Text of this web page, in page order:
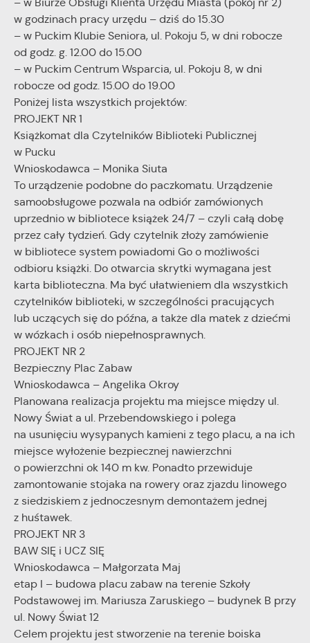
w godzinach pracy urzędu – dziś do 15.30
– w Puckim Klubie Seniora, ul. Pokoju 5, w dni robocze
od godz. g. 12.00 do 15.00
– w Puckim Centrum Wsparcia, ul. Pokoju 8, w dni
robocze od godz. 15.00 do 19.00
Poniżej lista wszystkich projektów:
PROJEKT NR 1
Książkomat dla Czytelników Biblioteki Publicznej
w Pucku
Wnioskodawca – Monika Siuta
To urządzenie podobne do paczkomatu. Urządzenie
samoobsługowe pozwala na odbiór zamówionych
uprzednio w bibliotece książek 24/7 – czyli całą dobę
przez cały tydzień. Gdy czytelnik złoży zamówienie
w bibliotece system powiadomi Go o możliwości
odbioru książki. Do otwarcia skrytki wymagana jest
karta biblioteczna. Ma być ułatwieniem dla wszystkich
czytelników biblioteki, w szczególności pracujących
lub uczących się do późna, a także dla matek z dziećmi
w wózkach i osób niepełnosprawnych.
PROJEKT NR 2
Bezpieczny Plac Zabaw
Wnioskodawca – Angelika Okroy
Planowana realizacja projektu ma miejsce między ul.
Nowy Świat a ul. Przebendowskiego i polega
na usunięciu wysypanych kamieni z tego placu, a na ich
miejsce wyłożenie bezpiecznej nawierzchni
o powierzchni ok 140 m kw. Ponadto przewiduje
zamontowanie stojaka na rowery oraz zjazdu linowego
z siedziskiem z jednoczesnym demontażem jednej
z huśtawek.
PROJEKT NR 3
BAW SIĘ i UCZ SIĘ
Wnioskodawca – Małgorzata Maj
etap I – budowa placu zabaw na terenie Szkoły
Podstawowej im. Mariusza Zaruskiego – budynek B przy
ul. Nowy Świat 12
Celem projektu jest stworzenie na terenie boiska
Twoich zwyczajów dotyczących przeglądanej witryny
internetowej. Treści promocyjne mogą pojawić się na
stronach podmiotów trzecich lub firm będących naszymi
partnerami oraz innych dostawców usług. Firmy te działają w
charakterze pośredników prezentujących nasze treści w
postaci wiadomości, ofert, komunikatów mediów
społecznościowych.